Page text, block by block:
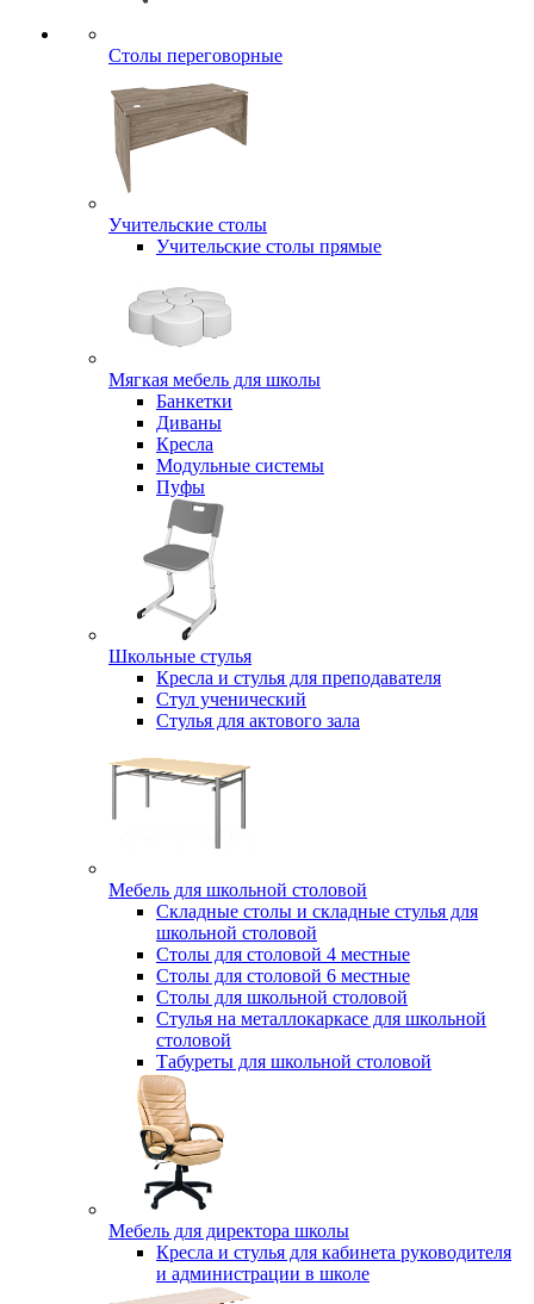
Столы переговорные
Учительские столы
Учительские столы прямые
Мягкая мебель для школы
Банкетки
Диваны
Кресла
Модульные системы
Пуфы
Школьные стулья
Кресла и стулья для преподавателя
Стул ученический
Стулья для актового зала
Мебель для школьной столовой
Складные столы и складные стулья для
школьной столовой
Столы для столовой 4 местные
Столы для столовой 6 местные
Столы для школьной столовой
Стулья на металлокаркасе для школьной
столовой
Табуреты для школьной столовой
Мебель для директора школы
Кресла и стулья для кабинета руководителя
и администрации в школе